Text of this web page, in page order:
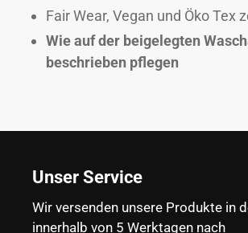
Fair Wear, Vegan und Öko Tex
Wie auf der beigelegten
beschrieben pflegen
Unser Service
Wir versenden unsere Produkte in
innerhalb von 5 Werktagen nach